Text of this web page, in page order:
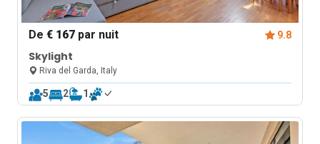
De€ 167 par nuit 9.8
Skylight
Riva del Garda, Italy
5 2 1